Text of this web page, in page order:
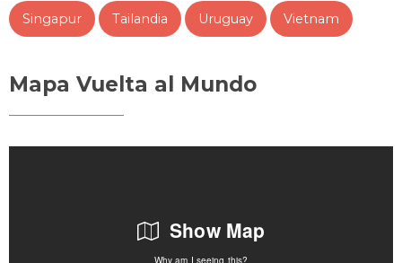
Singapur Tailandia Uruguay Vietnam
Mapa Vuelta al Mundo